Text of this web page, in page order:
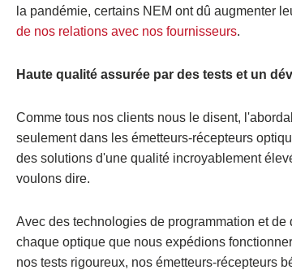
la pandémie, certains NEM ont dû augmenter
de nos relations avec nos fournisseurs.
Haute qualité assurée par des tests et un
Comme tous nos clients nous le disent,
seulement dans les émetteurs-récepteurs
des solutions d'une qualité incroyablement
voulons dire.
Avec des technologies de programmation et
chaque optique que nous expédions
nos tests rigoureux, nos émetteurs-récepteurs